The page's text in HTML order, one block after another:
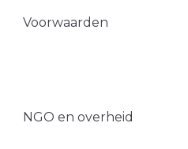
Voorwaarden
NGO en overheid